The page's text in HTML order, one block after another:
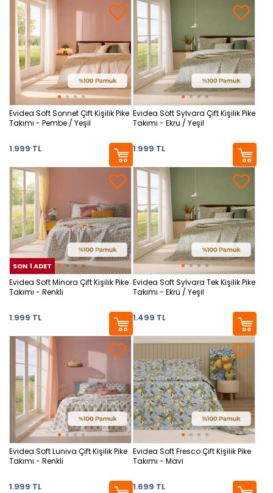
Evidea Soft Sonnet Çift Kişilik Pike
Takımı - Pembe / Yeşil
1.999 TL
Evidea Soft Sylvara Çift Kişilik Pike
Takımı - Ekru / Yeşil
1.999 TL
SON 1 ADET SON 1 ADET
Evidea Soft Minora Çift Kişilik Pike
Takımı - Renkli
1.999 TL
Evidea Soft Sylvara Tek Kişilik Pike
Takımı - Ekru / Yeşil
1.499 TL
Evidea Soft Luniva Çift Kişilik Pike
Takımı - Renkli
1.999 TL
Evidea Soft Fresco Çift Kişilik Pike
Takımı - Mavi
1.699 TL